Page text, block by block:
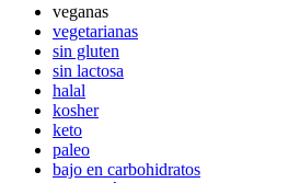
veganas
vegetarianas
sin gluten
sin lactosa
halal
kosher
keto
paleo
bajo en carbohidratos